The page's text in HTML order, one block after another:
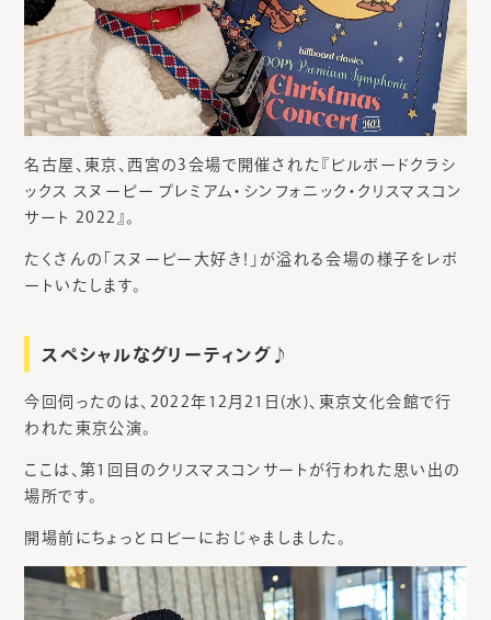
名古屋、東京、西宮の3会場で開催された『ビルボードクラシ
ックス スヌーピー プレミアム・シンフォニック・クリスマスコン
サート 2022』。
たくさんの「スヌーピー大好き！」が溢れる会場の様子をレポ
ートいたします。
スペシャルなグリーティング♪
今回伺ったのは、2022年12月21日(水)、東京文化会館で行
われた東京公演。
ここは、第1回目のクリスマスコンサートが行われた思い出の
場所です。
開場前にちょっとロビーにおじゃましました。